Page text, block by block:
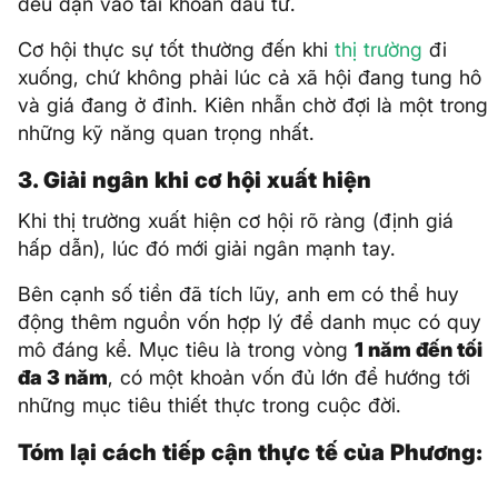
Cơ hội thực sự tốt thường đến khi thị trường đi
xuống, chứ không phải lúc cả xã hội đang tung hô
và giá đang ở đỉnh. Kiên nhẫn chờ đợi là một trong
những kỹ năng quan trọng nhất.
3. Giải ngân khi cơ hội xuất hiện
Khi thị trường xuất hiện cơ hội rõ ràng (định giá
hấp dẫn), lúc đó mới giải ngân mạnh tay.
Bên cạnh số tiền đã tích lũy, anh em có thể huy
động thêm nguồn vốn hợp lý để danh mục có quy
mô đáng kể. Mục tiêu là trong vòng 1 năm đến tối
đa 3 năm, có một khoản vốn đủ lớn để hướng tới
những mục tiêu thiết thực trong cuộc đời.
Tóm lại cách tiếp cận thực tế của Phương: